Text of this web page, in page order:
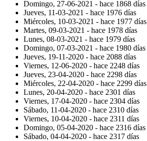
Domingo, 27-06-2021 - hace 1868 días
Jueves, 11-03-2021 - hace 1976 días
Miércoles, 10-03-2021 - hace 1977 días
Martes, 09-03-2021 - hace 1978 días
Lunes, 08-03-2021 - hace 1979 días
Domingo, 07-03-2021 - hace 1980 días
Jueves, 19-11-2020 - hace 2088 días
Viernes, 12-06-2020 - hace 2248 días
Jueves, 23-04-2020 - hace 2298 días
Miércoles, 22-04-2020 - hace 2299 días
Lunes, 20-04-2020 - hace 2301 días
Viernes, 17-04-2020 - hace 2304 días
Sábado, 11-04-2020 - hace 2310 días
Viernes, 10-04-2020 - hace 2311 días
Domingo, 05-04-2020 - hace 2316 días
Sábado, 04-04-2020 - hace 2317 días